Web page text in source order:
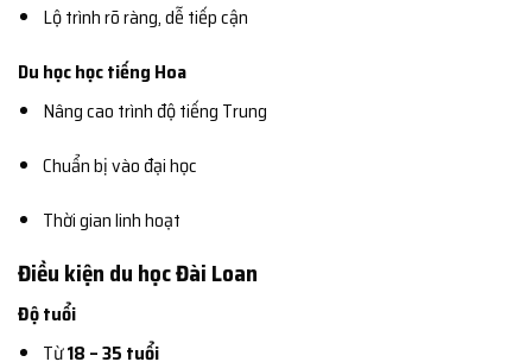
Lộ trình rõ ràng, dễ tiếp cận
Du học học tiếng Hoa
Nâng cao trình độ tiếng Trung
Chuẩn bị vào đại học
Thời gian linh hoạt
Điều kiện du học Đài Loan
Độ tuổi
Từ18 – 35 tuổi